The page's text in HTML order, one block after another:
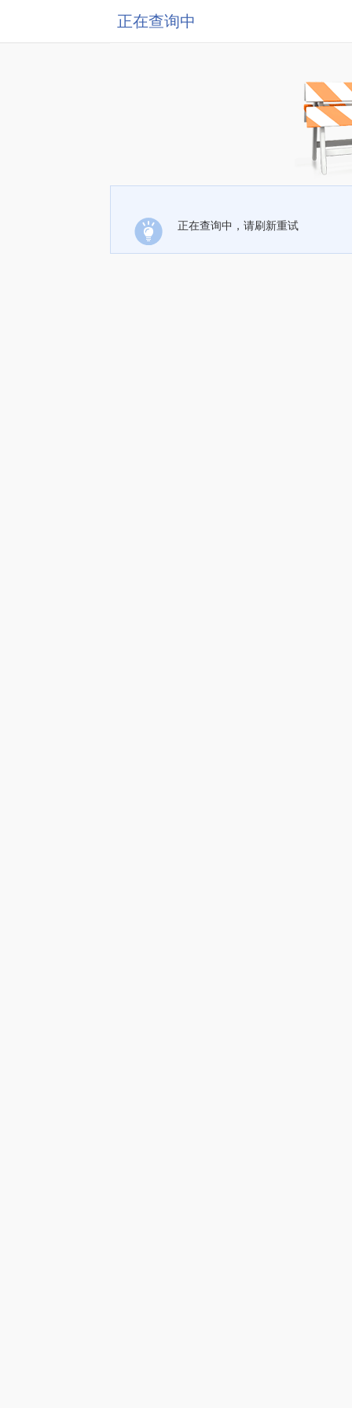
正在查询中
正在查询中，请刷新重试